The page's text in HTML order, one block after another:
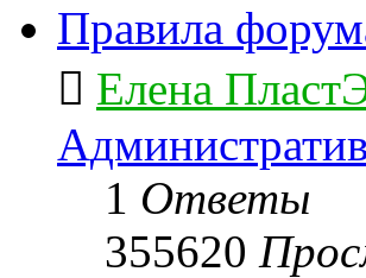
Правила
Елена
1 Ответы
355620